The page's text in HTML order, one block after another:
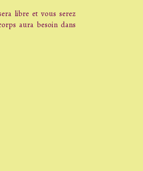
libre et vous serez
aura besoin dans